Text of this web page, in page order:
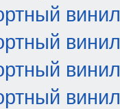
винил
винил
винил
винил